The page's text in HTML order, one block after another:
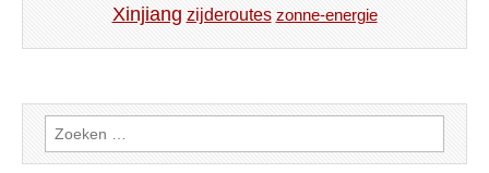
Xinjiang zijderoutes zonne-energie
Zoeken
naar: